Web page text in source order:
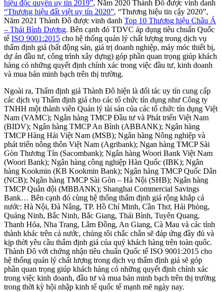
hiệu độc quyền uy tín 2019”, Năm 2020 Thành Đô được vinh danh
“Thương hiệu đất việt uy tín 2020”, “Thương hiệu tin cậy 2020”,
Năm 2021 Thành Đô được vinh danh Top 10 Thương hiệu Châu Á
– Thái Bình Dương. Bên cạnh đó TDVC áp dụng tiêu chuẩn Quốc
tế ISO 9001:2015 cho hệ thống quản lý chất lượng trong dịch vụ
thẩm định giá (bất động sản, giá trị doanh nghiệp, máy móc thiết bị,
dự án đầu tư, công trình xây dựng) góp phần quan trọng giúp khách
hàng có những quyết định chính xác trong việc đầu tư, kinh doanh
và mua bán minh bạch trên thị trường.
Ngoài ra, Thẩm định giá Thành Đô hiện là đối tác uy tín cung cấp
các dịch vụ Thẩm định giá cho các tổ chức tín dụng như Công ty
TNHH một thành viên Quản lý tài sản của các tổ chức tín dụng Việt
Nam (VAMC); Ngân hàng TMCP Đầu tư và Phát triển Việt Nam
(BIDV); Ngân hàng TMCP An Bình (ABBANK); Ngân hàng
TMCP Hàng Hải Việt Nam (MSB); Ngân hàng Nông nghiệp và
phát triển nông thôn Việt Nam (Agribank); Ngan hàng TMCP Sài
Gòn Thương Tín (Sacombank); Ngân hàng Woori Bank Việt Nam
(Woori Bank); Ngân hàng công nghiệp Hàn Quốc (IBK); Ngân
hàng Kookmin (KB Kookmin Bank); Ngân hàng TMCP Quốc Dân
(NCB); Ngân hàng TMCP Sài Gòn – Hà Nội (SHB); Ngân hàng
TMCP Quân đội (MBBANK); Shanghai Commercial Savings
Bank… Bên cạnh đó cùng hệ thống thẩm định giá rộng khắp cả
nước: Hà Nội, Đà Nẵng, TP. Hồ Chí Minh, Cần Thơ, Hải Phòng,
Quảng Ninh, Bắc Ninh, Bắc Giang, Thái Bình, Tuyên Quang,
Thanh Hóa, Nha Trang, Lâm Đồng, An Giang, Cà Mau và các tỉnh
thành khác trên cả nước, chúng tôi chắc chắn sẽ đáp ứng đầy đủ và
kịp thời yêu cầu thẩm định giá của quý khách hàng trên toàn quốc.
Thành Đô với chứng nhận tiêu chuẩn Quốc tế ISO 9001:2015 cho
hệ thống quản lý chất lượng trong dịch vụ thẩm định giá sẽ góp
phần quan trọng giúp khách hàng có những quyết định chính xác
trong việc kinh doanh, đầu tư và mua bán minh bạch trên thị trường
trong thời kỳ hội nhập kinh tế quốc tế mạnh mẽ ngày nay.